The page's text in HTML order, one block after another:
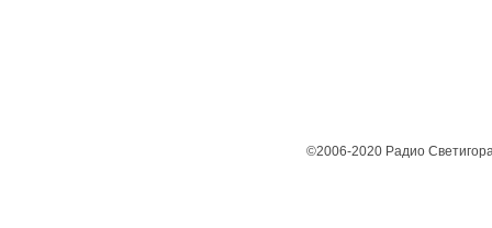
©2006-2020 Радио